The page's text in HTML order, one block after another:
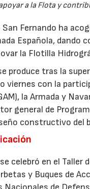
a la Flota y
San Fernando ha
Española, dando
la Flotilla
produce tras la
viernes con la
la Armada y
general de
constructivo del
celebró en el Taller
y Buques de